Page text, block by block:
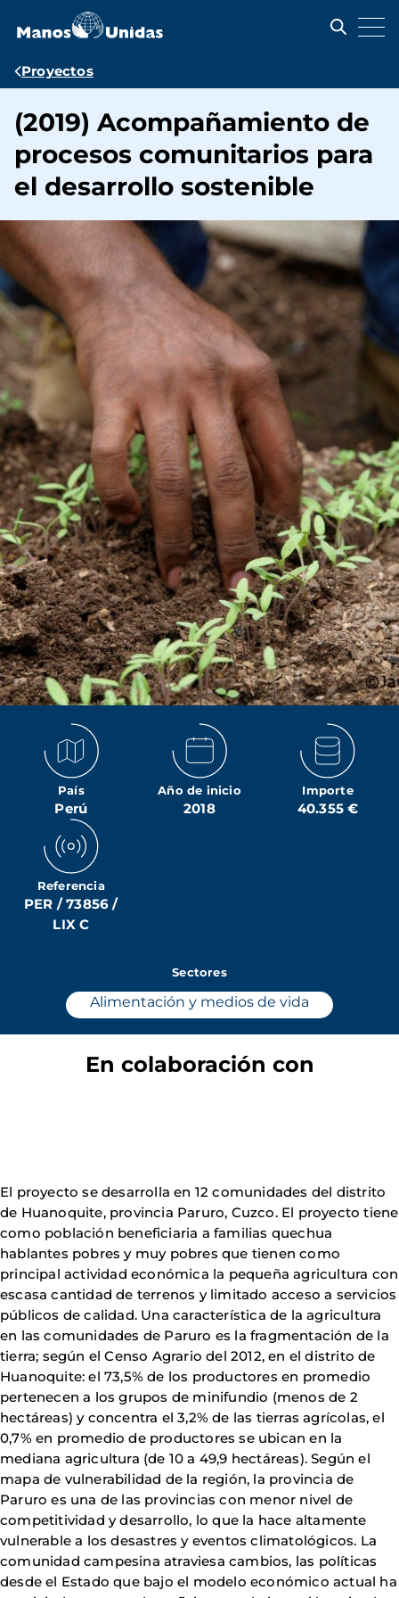
contenido
Ruta
navegación
Proyectos
(2019) Acompañamiento de
procesos comunitarios para
el desarrollo sostenible
País
Perú
Año de inicio
2018
Importe
40.355 €
Referencia
PER / 73856 /
LIX C
Sectores
Alimentación y medios de vida
En colaboración con
El proyecto se desarrolla en 12 comunidades del distrito
de Huanoquite, provincia Paruro, Cuzco. El proyecto tiene
como población beneficiaria a familias quechua
hablantes pobres y muy pobres que tienen como
principal actividad económica la pequeña agricultura con
escasa cantidad de terrenos y limitado acceso a servicios
públicos de calidad. Una característica de la agricultura
en las comunidades de Paruro es la fragmentación de la
tierra; según el Censo Agrario del 2012, en el distrito de
Huanoquite: el 73,5% de los productores en promedio
pertenecen a los grupos de minifundio (menos de 2
hectáreas) y concentra el 3,2% de las tierras agrícolas, el
0,7% en promedio de productores se ubican en la
mediana agricultura (de 10 a 49,9 hectáreas). Según el
mapa de vulnerabilidad de la región, la provincia de
Paruro es una de las provincias con menor nivel de
competitividad y desarrollo, lo que la hace altamente
vulnerable a los desastres y eventos climatológicos. La
comunidad campesina atraviesa cambios, las políticas
desde el Estado que bajo el modelo económico actual ha